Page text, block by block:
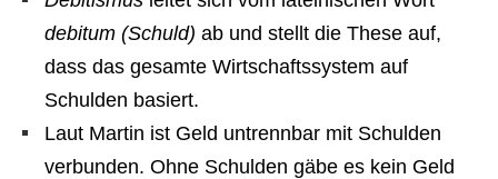
debitum (Schuld) ab und stellt die These auf,
dass das gesamte Wirtschaftssystem auf
Schulden basiert.
Laut Martin ist Geld untrennbar mit Schulden
verbunden. Ohne Schulden gäbe es kein Geld